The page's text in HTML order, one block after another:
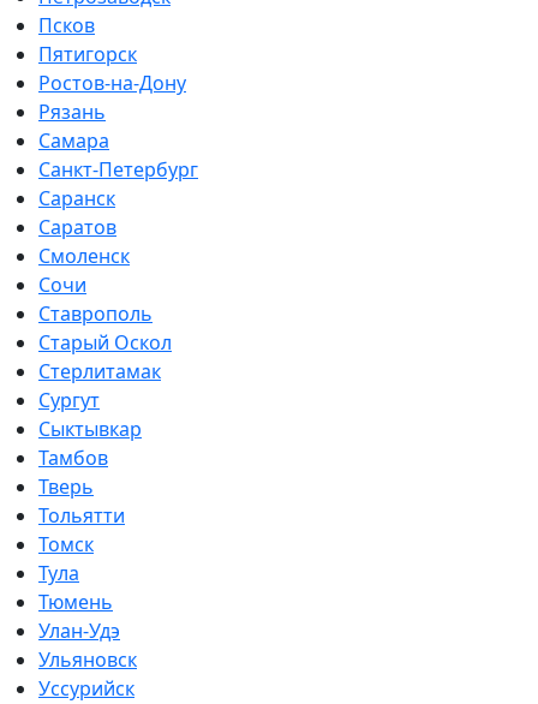
Псков
Пятигорск
Ростов-на-Дону
Рязань
Самара
Санкт-Петербург
Саранск
Саратов
Смоленск
Сочи
Ставрополь
Старый Оскол
Стерлитамак
Сургут
Сыктывкар
Тамбов
Тверь
Тольятти
Томск
Тула
Тюмень
Улан-Удэ
Ульяновск
Уссурийск